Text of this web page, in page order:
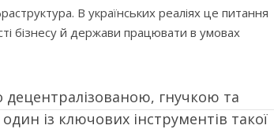
В українських реаліях це питання
бізнесу й держави працювати в умовах
децентралізованою, гнучкою та
із ключових інструментів такої